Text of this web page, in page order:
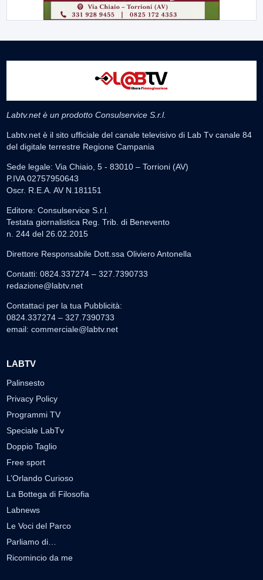
Labtv.net è un prodotto Consulservice S.r.l.
Labtv.net è il sito ufficiale del canale televisivo di Lab Tv canale 84
del digitale terrestre Regione Campania
Sede legale: Via Chiaio, 5 - 83010 – Torrioni (AV)
P.IVA 02757950643
Oscr. R.E.A. AV N.181151
Editore: Consulservice S.r.l.
Testata giornalistica Reg. Trib. di Benevento
n. 244 del 26.02.2015
Direttore Responsabile Dott.ssa Oliviero Antonella
Contatti: 0824.337274 – 327.7390733
redazione@labtv.net
Contattaci per la tua Pubblicità:
0824.337274 – 327.7390733
email: commerciale@labtv.net
LABTV
Palinsesto
Privacy Policy
Programmi TV
Speciale LabTv
Doppio Taglio
Free sport
L’Orlando Curioso
La Bottega di Filosofia
Labnews
Le Voci del Parco
Parliamo di…
Ricomincio da me